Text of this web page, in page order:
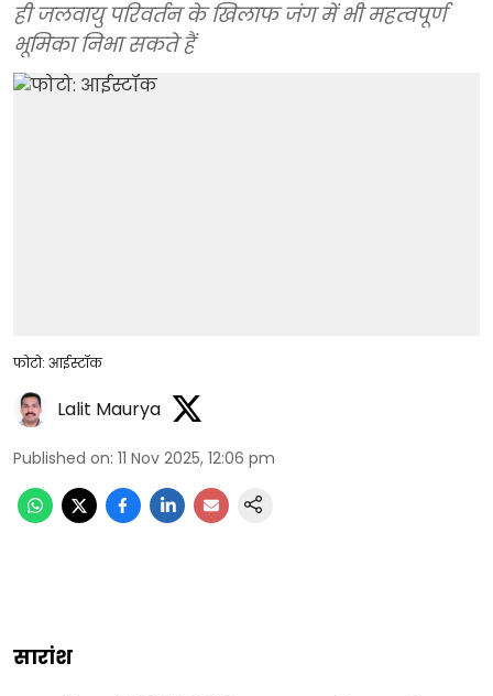
ही जलवायु परिवर्तन के खिलाफ जंग में भी महत्वपूर्ण
भूमिका निभा सकते हैं
फोटो: आईस्टॉक
Lalit Maurya
Published on: 11 Nov 2025, 12:06 pm
सारांश